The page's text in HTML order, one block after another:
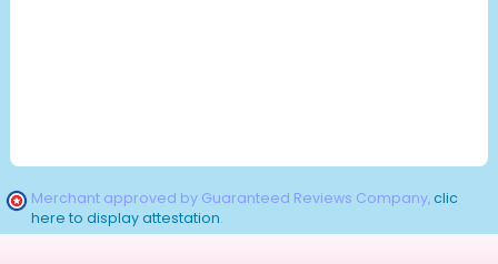
Merchant approved by Guaranteed Reviews Company,clic
here to display attestation.